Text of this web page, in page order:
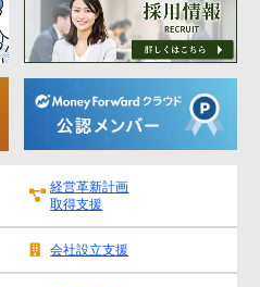
経営革新計画
取得支援
会社設立支援